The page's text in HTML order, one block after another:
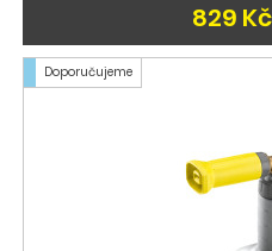
829 Kč
Doporučujeme